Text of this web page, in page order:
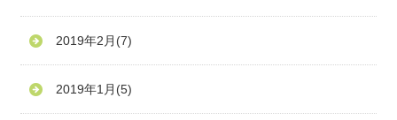
2019年2月 (7)
2019年1月 (5)